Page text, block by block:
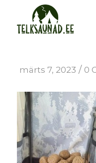
märts 7, 2023 / 0